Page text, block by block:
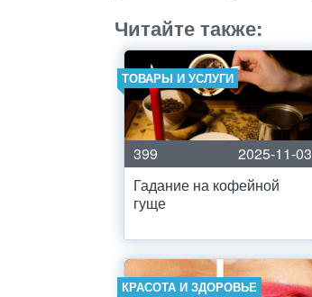
Читайте также:
ТОВАРЫ И УСЛУГИ
399
2025-11-03
Гадание на кофейной
гуще
КРАСОТА И ЗДОРОВЬЕ